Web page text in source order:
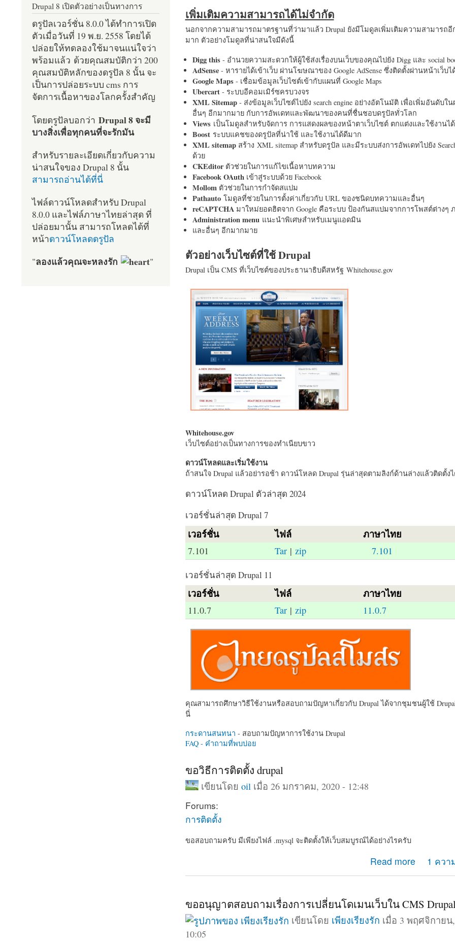
เพิ่มเติมความสามารถได้ไม่จำกัด
นอกจากความสามารถมาตรฐานที่ว่ามาแล้ว Drupal ยังมีโมดูลเพิ่มเติมความสามารถอี
มาก ตัวอย่างโมดูลที่น่าสนใจมีดังนี้
Digg this- อำนวยความสะดวกให้ผู้ใช้ส่งเรื่องบนเว็บของคุณไปยัง Digg และ social
AdSense- หารายได้เข้าเว็บ ผ่านโฆษณาของ Google AdSense ซึ่งติดตั้งผ่านหน้าเว็บไ
Google Maps- เชื่อมข้อมูลเว็บไซต์เข้ากับแผนที่ Google Maps
Ubercart- ระบบอีคอมเมิร์ซครบวงจร
XML Sitemap- ส่งข้อมูลเว็บไซต์ไปยัง search engine อย่างอัตโนมัติ เพื่อเพิ่มอันดับใ
อื่นๆ อีกมากมาย กับการอัพเดทและพัฒนาของคนที่ชื่นชอบดรูปัลทั่วโลก
Views เป็นโมดูลสำหรับจัดการ การแสดงผลของหน้าตาเว็บไซต์ ตกแต่งและใช้งานไ
Boost ระบบแคชของดรูปัลที่น่าใช้ และใช้งานได้ดีมาก
XML sitemapสร้าง XML sitemap สำหรับดรูปัล และมีระบบส่งการอัพเดทไปยัง
ด้วย
CKEditorตัวช่วยในการแก้ไขเนื้อหาบทความ
Facebook OAuth เข้าสู่ระบบด้วย Facebook
Mollom ตัวช่วยในการกำจัดสแปม
Pathautoโมดูลที่ช่วยในการตั้งค่าเกี่ยวกับ URL ของชนิดบทความและอื่นๆ
reCAPTCHA มาใหม่ยอดฮิตจาก Google คือระบบ ป้องกันสแปมจากการโพสต์ต่างๆ
Administration menu แนะนำพิเศษสำหรับเมนูแอดมิน
และอื่นๆ อีกมากมาย
ตัวอย่างเว็บไซต์ที่ใช้ Drupal
Drupal เป็น CMS ที่เว็บไซต์ของประธานาธิบดีสหรัฐ Whitehouse.gov
Whitehouse.gov
เว็บไซต์อย่างเป็นทางการของทำเนียบขาว
ดาวน์โหลดและเริ่มใช้งาน
ถ้าสนใจ Drupal แล้วอย่ารอช้า ดาวน์โหลด Drupal รุ่นล่าสุดตามลิงก์ด้านล่างแล้วติดตั้ง
ดาวน์โหลด Drupal ตัวล่าสุด 2024
เวอร์ชั่นล่าสุด Drupal 7
เวอร์ชั่น ไฟล์ ภาษาไทย
7.101 Tar| zip 7.101
เวอร์ชั่นล่าสุด Drupal 11
เวอร์ชั่น ไฟล์ ภาษาไทย
11.0.7 Tar| zip 11.0.7
คุณสามารถศึกษาวิธีใช้งานหรือสอบถามปัญหาเกี่ยวกับ Drupal ได้จากชุมชนผู้ใช้
นี่
กระดานสนทนา - สอบถามปัญหาการใช้งาน Drupal
FAQ - คำถามที่พบบ่อย
ขอวิธีการติดตั้ง drupal
เขียนโดยoil เมื่อ 26 มกราคม, 2020 - 12:48
Forums:
การติดตั้ง
ขอสอบถามครับ มีเพียงไฟล์ .mysql จะติดตั้งให้เว็บสมบูรณ์ได้อย่างไรครับ
Read more 1 ควา
ขออนุญาตสอบถามเรื่องการเปลี่ยนโดเมนเว็บใน CMS
เขียนโดย เพียงเรียงรัก เมื่อ 3 พฤศจิกายน,
10:05
Drupal 8 เปิดตัวอย่างเป็นทางการ
ดรูปัลเวอร์ชั่น 8.0.0 ได้ทำการเปิด
ตัวเมื่อวันที่ 19 พ.ย. 2558 โดยได้
ปล่อยให้ทดลองใช้มาจนแน่ใจว่า
พร้อมแล้ว ด้วยคุณสมบัติกว่า 200
คุณสมบัติหลักของดรูปัล 8 นั้น จะ
เป็นการปล่อยระบบ cms การ
จัดการเนื้อหาของโลกครั้งสำคัญ
โดยดรูปัลบอกว่า Drupal 8 จะมี
บางสิ่งเพื่อทุกคนที่จะรักมัน
สำหรับรายละเอียดเกี่ยวกับความ
น่าสนใจของ Drupal 8 นั้น
สามารถอ่านได้ที่นี่
ไฟล์ดาวน์โหลดสำหรับ Drupal
8.0.0 และไฟล์ภาษาไทยล่าสุด ที่
ปล่อยมานั้น สามารถโหลดได้ที่
หน้าดาวน์โหลดดรูปัล
"ลองแล้วคุณจะหลงรัก "